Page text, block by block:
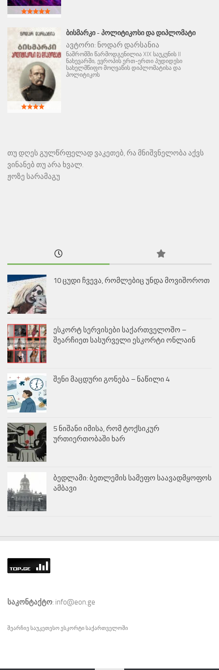
ᲑᲘᲡᲛᲐᲠᲙᲘ - ᲞᲝᲚᲘᲢᲘᲙᲝᲡᲘ ᲓᲐ ᲓᲘᲞᲚᲝᲛᲐᲢᲘ
ავტორი: ნოდარ დარსანია
ნაშრომში წარმოდგენილია XIX საუკუნის II
ნახევარში, ევროპის ერთ-ერთი პუდიდესი
სახელმწიფო მოღვაწის დიპლომატისა და
პოლიტიკოს
თუ დღეს გულწრფელად ვაკეთებ, რა მნიშვნელობა აქვს
ვინანებ თუ არა ხვალ.
ჟოზე სარამაგუ
10 ცუდი ჩვევა, რომლებიც უნდა მოვიშოროთ
ესკორტ სერვისები საქართველოშო –
შეარჩიეთ სასურველი ესკორტი ონლაინ
შენი მაცდური გონება – ნაწილი 4
5 ნიშანი იმისა, რომ ტოქსიკურ
ურთიერთობაში ხარ
ბედლამი: ბეთლემის სამეფო საავადმყოფოს
ამბავი
საკონტაქტო: info@eon.ge
შეარჩიე საუკეთესო ესკორტი საქართველოში